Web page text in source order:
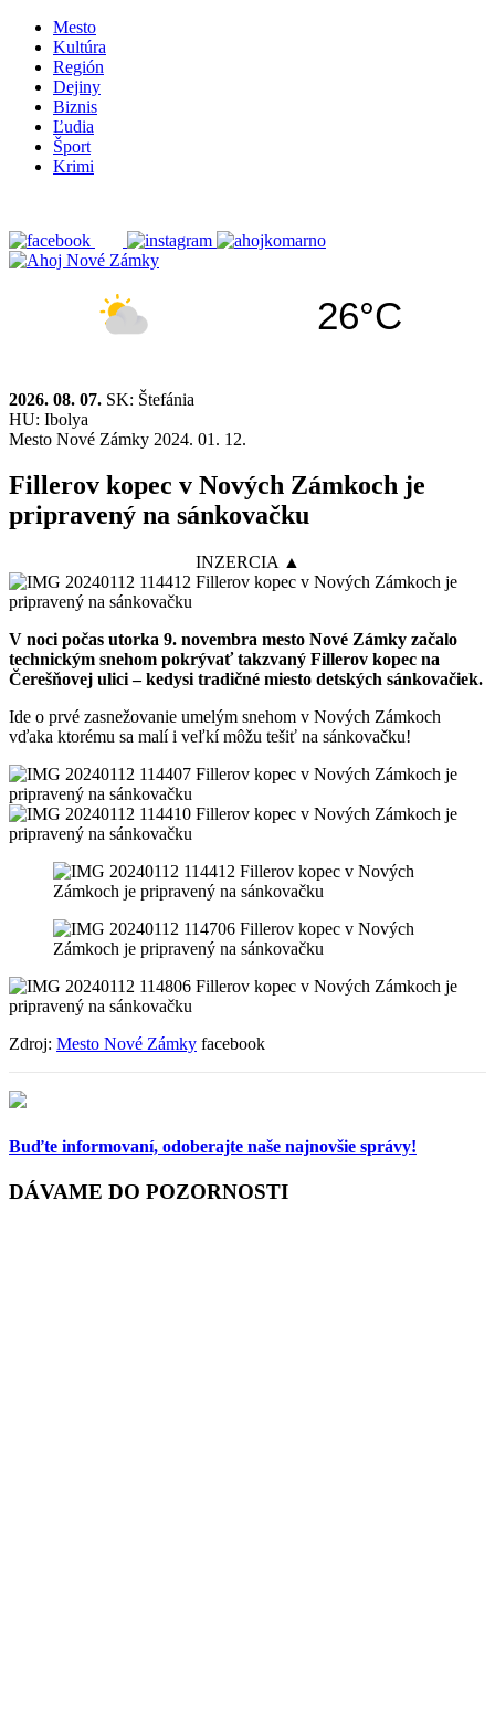
Mesto
Kultúra
Región
Dejiny
Biznis
Ľudia
Šport
Krimi
26°C
2026. 08. 07. SK: Štefánia
HU: Ibolya
Mesto Nové Zámky 2024. 01. 12.
Fillerov kopec v Nových Zámkoch je
pripravený na sánkovačku
INZERCIA ▲
V noci počas utorka 9. novembra mesto Nové Zámky začalo
technickým snehom pokrývať takzvaný Fillerov kopec na
Čerešňovej ulici – kedysi tradičné miesto detských sánkovačiek.
Ide o prvé zasnežovanie umelým snehom v Nových Zámkoch
vďaka ktorému sa malí i veľkí môžu tešiť na sánkovačku!
Zdroj: Mesto Nové Zámky facebook
Buďte informovaní, odoberajte naše najnovšie správy!
DÁVAME DO POZORNOSTI